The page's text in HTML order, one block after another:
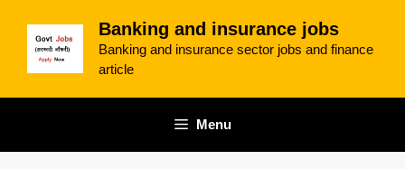
content
Banking and insurance jobs
Banking and insurance sector jobs and finance
article
Menu